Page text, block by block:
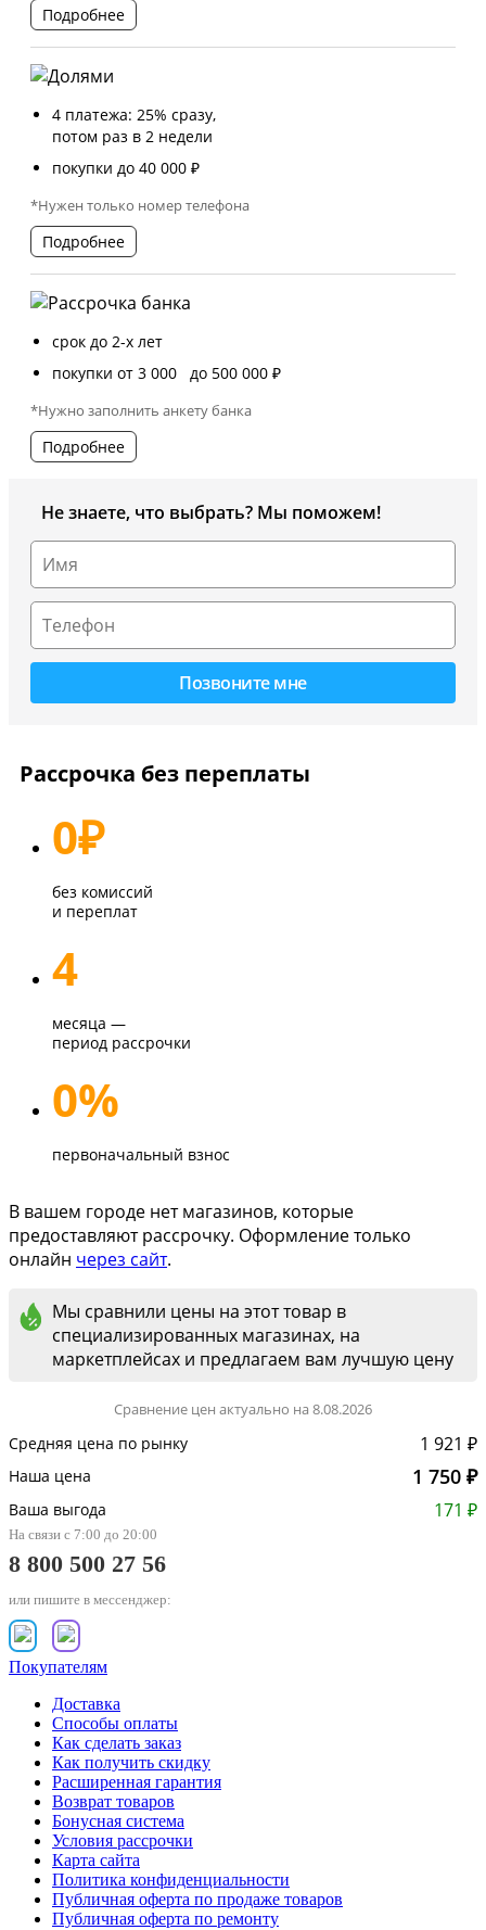
Подробнее
4 платежа: 25% сразу,
потом раз в 2 недели
покупки до 40 000 ₽
*Нужен только номер телефона
Подробнее
срок до 2-х лет
покупки от 3 000 до 500 000 ₽
*Нужно заполнить анкету банка
Подробнее
Не знаете, что выбрать? Мы поможем!
Рассрочка без переплаты
0₽
без комиссий
и переплат
4
месяца —
период рассрочки
0%
первоначальный взнос
В вашем городе нет магазинов, которые
предоставляют рассрочку. Оформление только
онлайн через сайт.
Мы сравнили цены на этот товар в
специализированных магазинах, на
маркетплейсах и предлагаем вам лучшую цену
Сравнение цен актуально на 8.08.2026
Средняя цена по рынку 1 921 ₽
Наша цена 1 750 ₽
Ваша выгода 171 ₽
На связи с 7:00 до 20:00
8 800 500 27 56
или пишите в мессенджер:
Покупателям
Доставка
Способы оплаты
Как сделать заказ
Как получить скидку
Расширенная гарантия
Возврат товаров
Бонусная система
Условия рассрочки
Карта сайта
Политика конфиденциальности
Публичная оферта по продаже товаров
Публичная оферта по ремонту